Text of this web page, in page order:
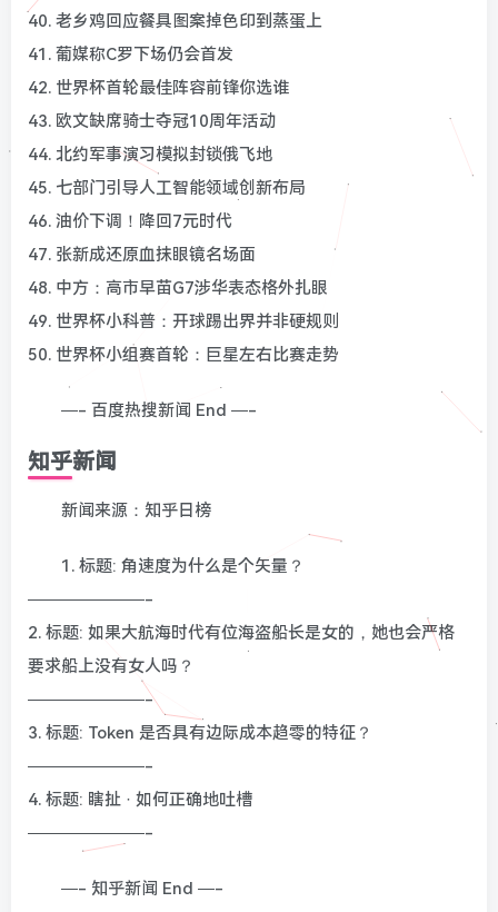
40. 老乡鸡回应餐具图案掉色印到蒸蛋上
41. 葡媒称C罗下场仍会首发
42. 世界杯首轮最佳阵容前锋你选谁
43. 欧文缺席骑士夺冠10周年活动
44. 北约军事演习模拟封锁俄飞地
45. 七部门引导人工智能领域创新布局
46. 油价下调！降回7元时代
47. 张新成还原血抹眼镜名场面
48. 中方：高市早苗G7涉华表态格外扎眼
49. 世界杯小科普：开球踢出界并非硬规则
50. 世界杯小组赛首轮：巨星左右比赛走势
—- 百度热搜新闻 End —-
知乎新闻
新闻来源：知乎日榜
1. 标题: 角速度为什么是个矢量？
———————-
2. 标题: 如果大航海时代有位海盗船长是女的，她也会严格
要求船上没有女人吗？
———————-
3. 标题: Token 是否具有边际成本趋零的特征？
———————-
4. 标题: 瞎扯 · 如何正确地吐槽
———————-
—- 知乎新闻 End —-